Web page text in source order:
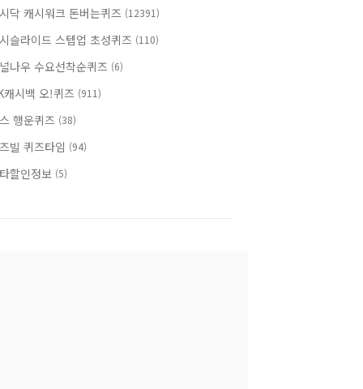
닥 캐시워크 돈버는퀴즈 (12391)
슬라이드 스텝업 초성퀴즈 (110)
나우 수요선착순퀴즈 (6)
캐시백 오!퀴즈 (911)
행운퀴즈 (38)
빌 퀴즈타임 (94)
할인정보 (5)